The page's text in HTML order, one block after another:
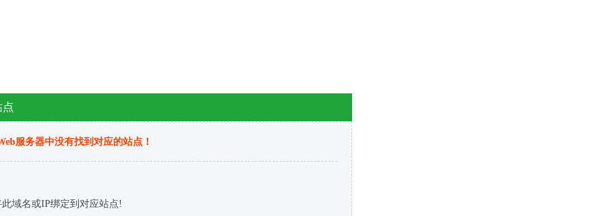
点
服务器中没有找到对应的站点！
域名或IP绑定到对应站点!